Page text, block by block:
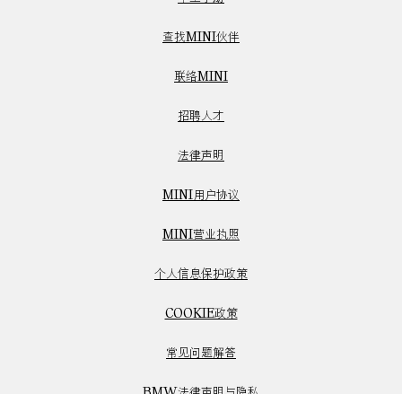
查找MINI伙伴
联络MINI
招聘人才
法律声明
MINI用户协议
MINI营业执照
个人信息保护政策
COOKIE政策
常见问题解答